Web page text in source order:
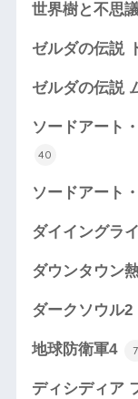
世界樹と不思
ゼルダの伝説
ゼルダの伝説
ソードアート
40
ソードアート
ダイイングラ
ダウンタウン
ダークソウル2
地球防衛軍4 7
ディシディア